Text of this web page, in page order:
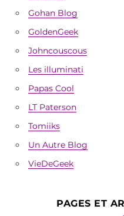
Gohan Blog
GoldenGeek
Johncouscous
Les illuminati
Papas Cool
LT Paterson
Tomiiks
Un Autre Blog
VieDeGeek
PAGES ET